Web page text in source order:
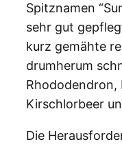
Spitznamen
sehr gut
kurz gemähte
drumherum
Rhododendron,
Kirschlorbeer
Die